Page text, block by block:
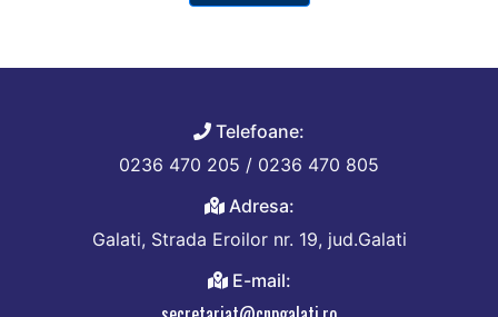
Telefoane:
0236 470 205 / 0236 470 805
Adresa:
Galati, Strada Eroilor nr. 19, jud.Galati
E-mail: